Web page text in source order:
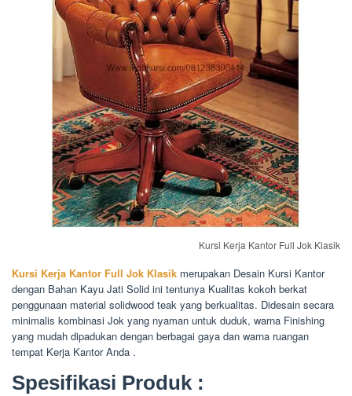
Kursi Kerja Kantor Full Jok Klasik
Kursi Kerja Kantor Full Jok Klasik merupakan Desain Kursi Kantor
dengan Bahan Kayu Jati Solid ini tentunya Kualitas kokoh berkat
penggunaan material solidwood teak yang berkualitas. Didesain secara
minimalis kombinasi Jok yang nyaman untuk duduk, warna Finishing
yang mudah dipadukan dengan berbagai gaya dan warna ruangan
tempat Kerja Kantor Anda .
Spesifikasi Produk :